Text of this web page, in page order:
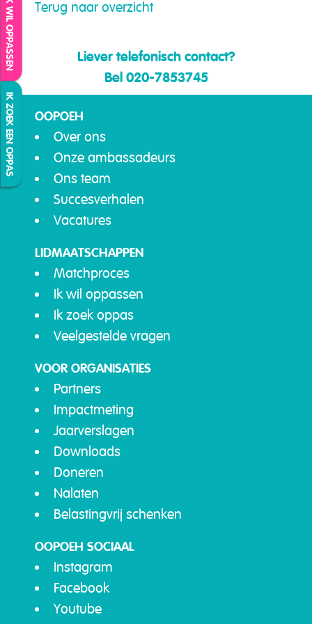
IK WIL OPPASSEN
IK ZOEK EEN OPPAS
Terug naar overzicht
Liever telefonisch contact?
Bel 020-7853745
OOPOEH
Over ons
Onze ambassadeurs
Ons team
Succesverhalen
Vacatures
LIDMAATSCHAPPEN
Matchproces
Ik wil oppassen
Ik zoek oppas
Veelgestelde vragen
VOOR ORGANISATIES
Partners
Impactmeting
Jaarverslagen
Downloads
Doneren
Nalaten
Belastingvrij schenken
OOPOEH SOCIAAL
Instagram
Facebook
Youtube